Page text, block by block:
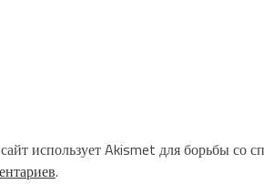
использует Akismet для борьбы со
.